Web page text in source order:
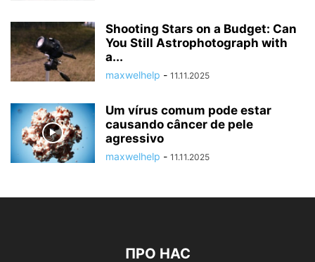
Shooting Stars on a Budget: Can
You Still Astrophotograph with
a...
maxwelhelp - 11.11.2025
Um vírus comum pode estar
causando câncer de pele
agressivo
maxwelhelp - 11.11.2025
ПРО НАС